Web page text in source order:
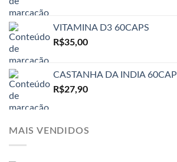
VITAMINA D3 60CAPS
R$35,00
CASTANHA DA INDIA 60CAP
R$27,90
MAIS VENDIDOS